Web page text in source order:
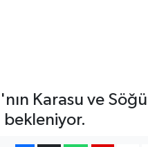
Karasu ve
bekleniyor.